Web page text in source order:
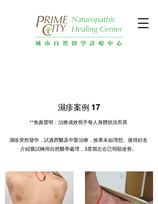
濕疹案例 17
**免責聲明：治療成效視乎每人身體狀況而異
濕疹突然發作，試過西醫及中緊治療，效果未如理想。後得好友
介紹嘗試轉用自然醫學處理，3星期左右已明顯改善。